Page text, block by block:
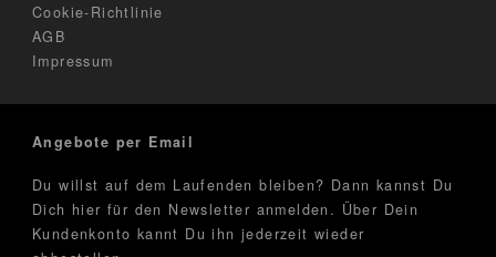
Cookie-Richtlinie
AGB
Impressum
Angebote per Email
Du willst auf dem Laufenden bleiben? Dann kannst Du
Dich hier für den Newsletter anmelden. Über Dein
Kundenkonto kannt Du ihn jederzeit wieder